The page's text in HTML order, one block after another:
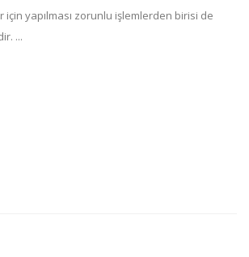
için yapılması zorunlu işlemlerden birisi de
...